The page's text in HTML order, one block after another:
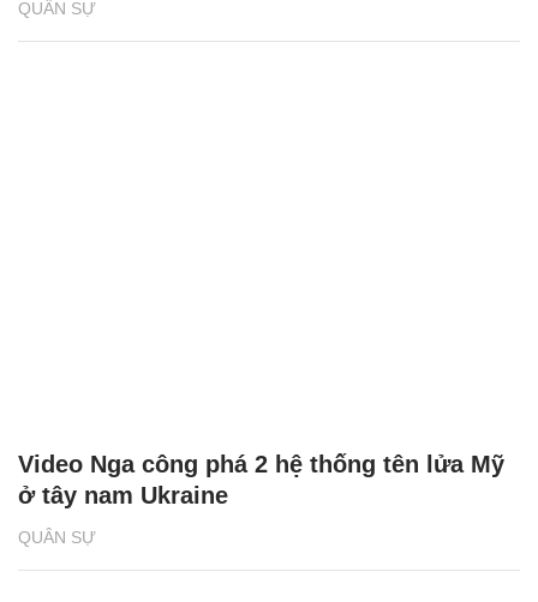
QUÂN SỰ
QUÂN SỰ
Video Nga công phá 2 hệ thống tên lửa Mỹ
ở tây nam Ukraine